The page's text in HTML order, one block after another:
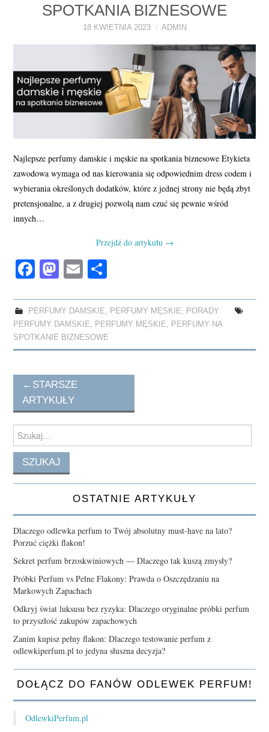
SPOTKANIA BIZNESOWE
18 KWIETNIA 2023 ADMIN
Najlepsze perfumy damskie i męskie na spotkania biznesowe Etykieta
zawodowa wymaga od nas kierowania się odpowiednim dress codem i
wybierania określonych dodatków, które z jednej strony nie będą zbyt
pretensjonalne, a z drugiej pozwolą nam czuć się pewnie wśród
innych…
Przejdź do artykułu →
Fa
bo
ok
M
to
do
n
E
ailre
PERFUMY DAMSKIE, PERFUMY MĘSKIE, PORADY
PERFUMY DAMSKIE, PERFUMY MĘSKIE, PERFUMY NA
SPOTKANIE BIZNESOWE
Post
navigation
← STARSZE
ARTYKUŁY
Search
for:
OSTATNIE ARTYKUŁY
Dlaczego odlewka perfum to Twój absolutny must-have na lato?
Porzuć ciężki flakon!
Sekret perfum brzoskwiniowych — Dlaczego tak kuszą zmysły?
Próbki Perfum vs Pełne Flakony: Prawda o Oszczędzaniu na
Markowych Zapachach
Odkryj świat luksusu bez ryzyka: Dlaczego oryginalne próbki perfum
to przyszłość zakupów zapachowych
Zanim kupisz pełny flakon: Dlaczego testowanie perfum z
odlewkiperfum.pl to jedyna słuszna decyzja?
DOŁĄCZ DO FANÓW ODLEWEK PERFUM!
OdlewkiPerfum.pl